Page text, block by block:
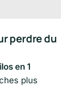
perdre du
en 1
plus